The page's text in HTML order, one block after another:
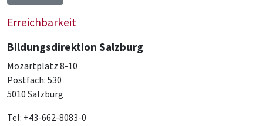
Erreichbarkeit
Bildungsdirektion Salzburg
Mozartplatz 8-10
Postfach: 530
5010 Salzburg
Tel: +43-662-8083-0